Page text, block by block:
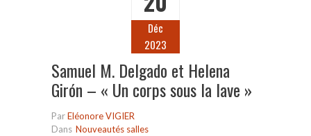
Déc
2023
Samuel M. Delgado et Helena
Girón – « Un corps sous la lave »
ParEléonore VIGIER
Dans Nouveautés salles